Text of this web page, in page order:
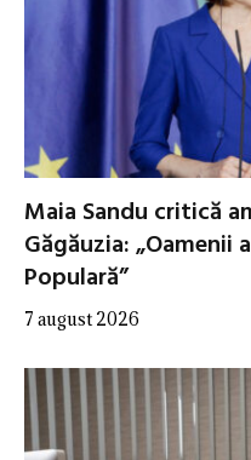
Maia Sandu critică
Găgăuzia: „Oamenii
Populară”
7 august 2026